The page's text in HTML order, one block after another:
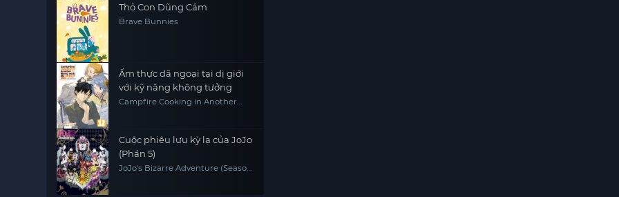
Thỏ Con Dũng Cảm
Brave Bunnies
Ẩm thực dã ngoại tại dị giới
với kỹ năng không tưởng
Campfire Cooking in Another
Cuộc phiêu lưu kỳ lạ của JoJo
(Phần 5)
JoJo's Bizarre Adventure (Season